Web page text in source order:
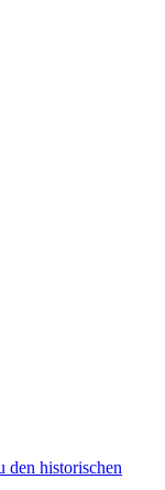
den historischen